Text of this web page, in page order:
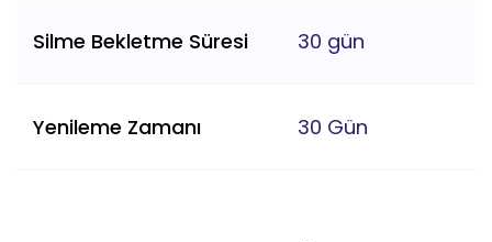
Silme Bekletme Süresi 30 gün
Yenileme Zamanı 30 Gün